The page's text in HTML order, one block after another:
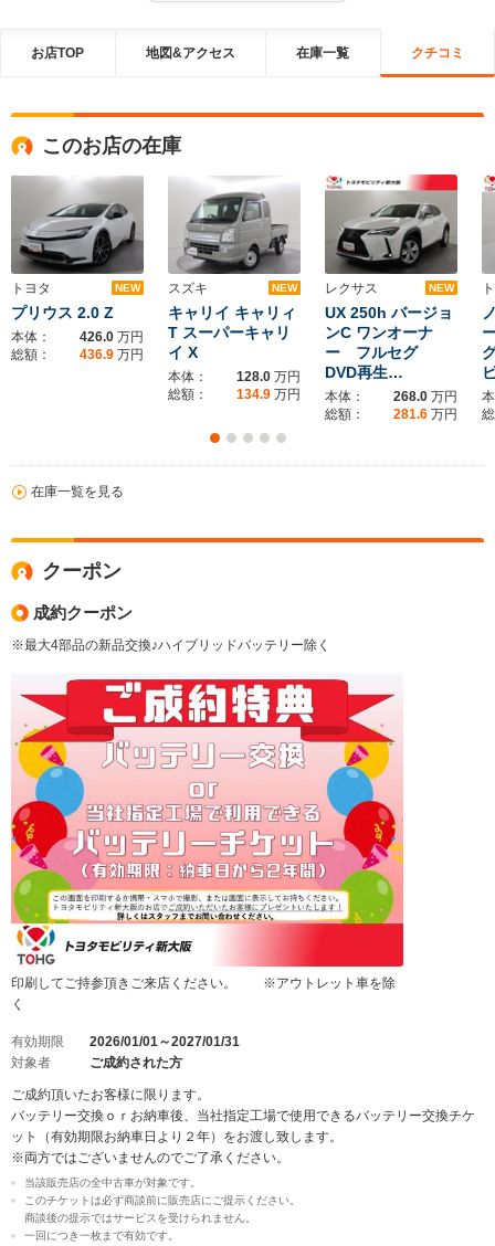
お店TOP 地図&アクセス 在庫一覧 クチコミ
このお店の在庫
トヨタ NEW
プリウス 2.0 Z
本体： 426.0 万円
総額：
436.9 万円
スズキ NEW
キャリイ キャリィ
T スーパーキャリ
イ X
本体： 128.0 万円
総額：
134.9 万円
レクサス NEW
UX 250h バージョ
ンC ワンオーナ
ー フルセグ
DVD再生…
本体： 268.0 万円
総額：
281.6 万円
在庫一覧を見る
クーポン
成約クーポン
※最大4部品の新品交換♪ハイブリッドバッテリー除く
印刷してご持参頂きご来店ください。 ※アウトレット車を除
く
有効期限
2026/01/01～2027/01/31
対象者
ご成約された方
ご成約頂いたお客様に限ります。
バッテリー交換ｏｒお納車後、当社指定工場で使用できるバッテリー交換チケ
ット（有効期限お納車日より２年）をお渡し致します。
※両方ではございませんのでご了承ください。
当該販売店の全中古車が対象です。
このチケットは必ず商談前に販売店にご提示ください。
商談後の提示ではサービスを受けられません。
一回につき一枚まで有効です。